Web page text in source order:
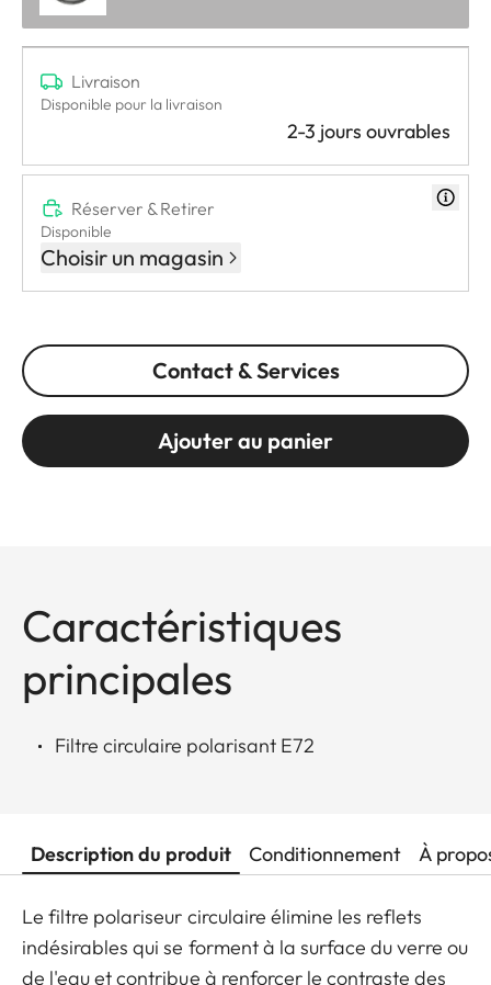
Livraison
Disponible pour la livraison
2-3 jours ouvrables
Réserver & Retirer
Disponible
Choisir un magasin
Contact & Services
Ajouter au panier
Caractéristiques
principales
Filtre circulaire polarisant E72
Description du produit Conditionnement À
Le filtre polariseur circulaire élimine les reflets
indésirables qui se forment à la surface du verre ou
de l'eau et contribue à renforcer le contraste des